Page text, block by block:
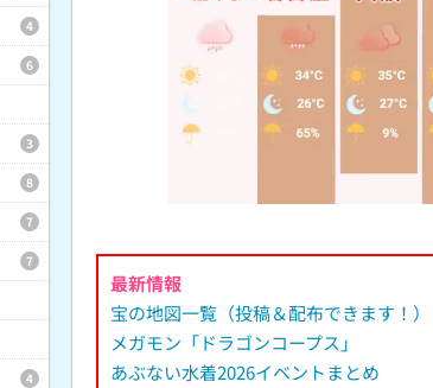
最新情報
宝の地図一覧（投稿＆配布できます！）
メガモン「ドラゴンコープス」
あぶない水着2026イベントまとめ
4
6
3
8
7
7
4